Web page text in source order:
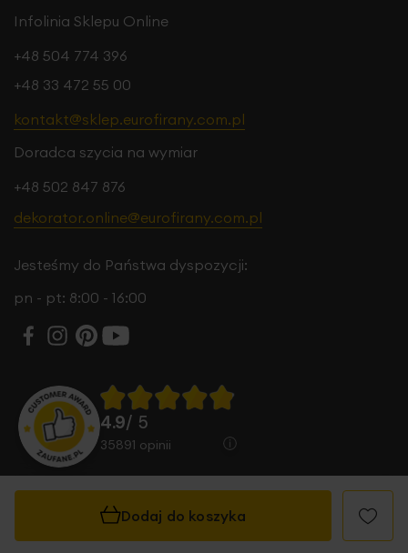
Dodaj do koszyka
Infolinia Sklepu Online
+48 504 774 396
+48 33 472 55 00
kontakt@sklep.eurofirany.com.pl
Doradca szycia na wymiar
+48 502 847 876
dekorator.online@eurofirany.com.pl
Jesteśmy do Państwa dyspozycji:
pn - pt: 8:00 - 16:00
4.9/ 5
35891 opinii
© 2026 Eurofirany B.B. Choczyńscy Sp.J. Wszystkie